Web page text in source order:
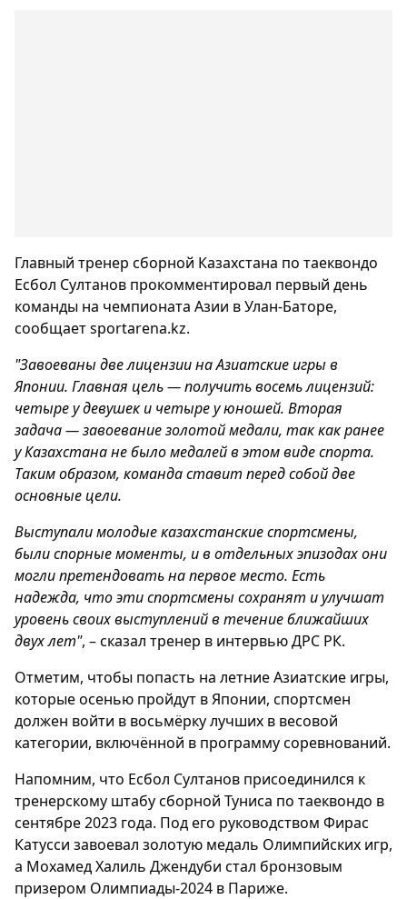
Главный тренер сборной Казахстана по таеквондо
Есбол Султанов прокомментировал первый день
команды на чемпионата Азии в Улан-Баторе,
сообщает sportarena.kz.
"Завоеваны две лицензии на Азиатские игры в
Японии. Главная цель — получить восемь лицензий:
четыре у девушек и четыре у юношей. Вторая
задача — завоевание золотой медали, так как ранее
у Казахстана не было медалей в этом виде спорта.
Таким образом, команда ставит перед собой две
основные цели.
Выступали молодые казахстанские спортсмены,
были спорные моменты, и в отдельных эпизодах они
могли претендовать на первое место. Есть
надежда, что эти спортсмены сохранят и улучшат
уровень своих выступлений в течение ближайших
двух лет", – сказал тренер в интервью ДРС РК.
Отметим, чтобы попасть на летние Азиатские игры,
которые осенью пройдут в Японии, спортсмен
должен войти в восьмёрку лучших в весовой
категории, включённой в программу соревнований.
Напомним, что Есбол Султанов присоединился к
тренерскому штабу сборной Туниса по таеквондо в
сентябре 2023 года. Под его руководством Фирас
Катусси завоевал золотую медаль Олимпийских игр,
а Мохамед Халиль Джендуби стал бронзовым
призером Олимпиады-2024 в Париже.